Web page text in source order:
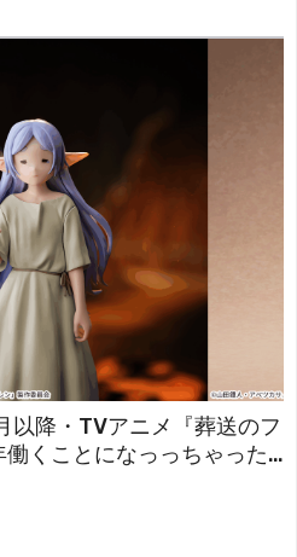
降・TVアニメ『葬送のフ
くことになっっちゃった